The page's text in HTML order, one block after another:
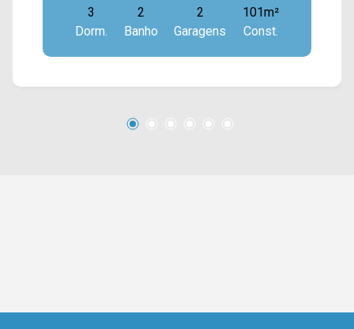
área de serviço. > 03 quartos, sendo 01 suíte; >
03 banheiros, sendo 01 social; > 02 vagas de
garagem. *Aceita permuta. *Aceita
este condomínio está próximo à Av. Nossa Sra.
Bandeirantes. Esta região conta com Hospital
3
Dorm.
2
Banho
2
Garagens
101m²
Const.